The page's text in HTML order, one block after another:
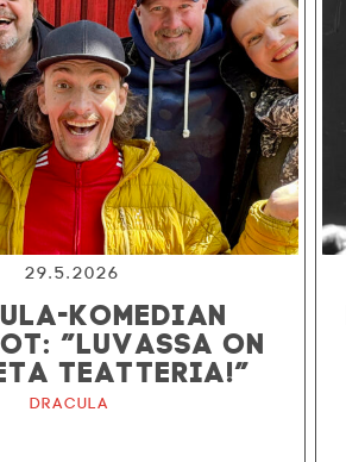
29.5.2026
KOMEDIAN
”LUVASSA ON
TEATTERIA!”
Dracula